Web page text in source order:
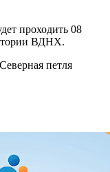
проходить 08
ВДНХ.
петля